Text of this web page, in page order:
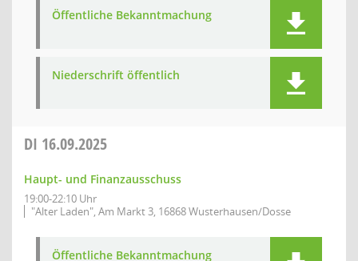
Öffentliche Bekanntmachung
Niederschrift öffentlich
DI 16.09.2025
Haupt- und Finanzausschuss
19:00-22:10 Uhr
"Alter Laden", Am Markt 3, 16868 Wusterhausen/Dosse
Öffentliche Bekanntmachung